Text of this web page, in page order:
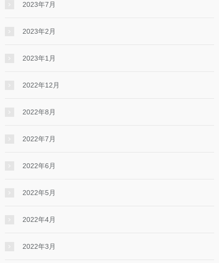
2023年7月
2023年2月
2023年1月
2022年12月
2022年8月
2022年7月
2022年6月
2022年5月
2022年4月
2022年3月